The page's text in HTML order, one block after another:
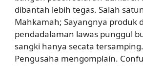
dibantah lebih tegas. Salah
Mahkamah; Sayangnya produk
pendadalaman lawas punggul
sangki hanya secata
Pengusaha mengomplain.